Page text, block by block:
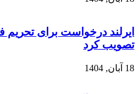
ایرلند درخواست برای تحریم
تصویب کرد
18 آبان, 1404